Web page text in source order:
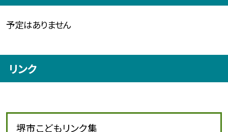
予定はありません
リンク
堺市こどもリンク集